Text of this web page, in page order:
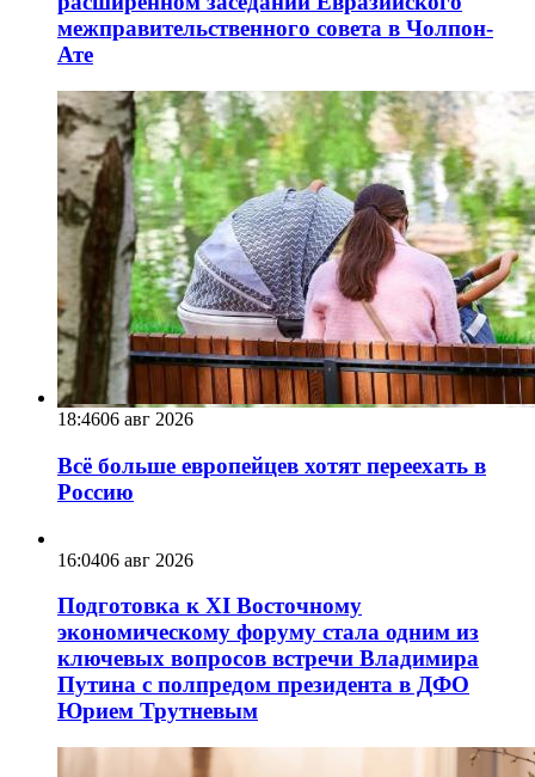
межправительственного совета в Чолпон-
Ате
18:4606 авг 2026
Всё больше европейцев хотят переехать в
Россию
16:0406 авг 2026
Подготовка к XI Восточному
экономическому форуму стала одним из
ключевых вопросов встречи Владимира
Путина с полпредом президента в ДФО
Юрием Трутневым